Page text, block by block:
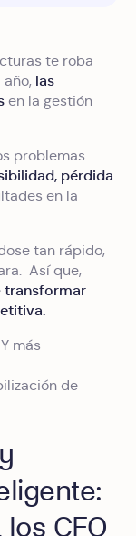
te roba
las
en la gestión
problemas
pérdida
en la
tan rápido,
Así que,
transformar
más
de
CFO